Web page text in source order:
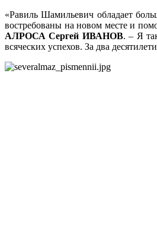
«Равиль Шамильевич обладает
востребованы на новом месте и
АЛРОСА Сергей ИВАНОВ. – Я
всяческих успехов. За два